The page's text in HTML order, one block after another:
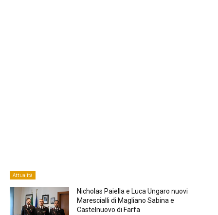
Attualità
Nicholas Paiella e Luca Ungaro nuovi
Marescialli di Magliano Sabina e
Castelnuovo di Farfa